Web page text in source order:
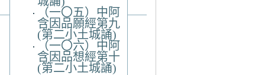
（一〇五）中阿
含因品願經第九
(第二小土城誦)
（一〇六）中阿
含因品想經第十
(第二小土城誦)